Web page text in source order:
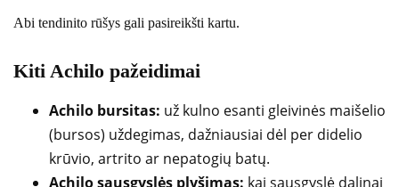
Abi tendinito rūšys gali pasireikšti kartu.
Kiti Achilo pažeidimai
Achilo bursitas: už kulno esanti gleivinės maišelio
(bursos) uždegimas, dažniausiai dėl per didelio
krūvio, artrito ar nepatogių batų.
Achilo sausgyslės plyšimas: kai sausgyslė dalinai